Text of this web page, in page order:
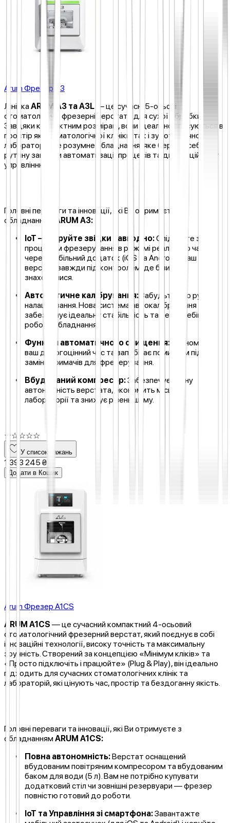
Arum Фрезер A3
ЛінійкаARUM A3 та A3L — це сучасні 5-осьові
стоматологічні фрезерні верстати для сухої обробки.
Завдяки компактним розмірам, вони ідеально вписуються в
простір як стоматологічної клініки, так і зуботехнічної
лабораторії. Це розумне обладнання, яке бере на себе
рутину завдяки автоматизації процесів та дистанційному
управлінню.
Головні переваги та інновації, які Ви отримуєте з
обладнанням
ARUM A3:
IoT — Керуйте звідки завгодно:Слідкуйте за
процесом фрезерування в режимі реального часу
через мобільний додаток (iOS та Android). Ваш
верстат завжди під контролем, де б ви не
знаходилися.
Автоматичне калібрування: Забудьте про ручні
налаштування. Нова система автокалібрування
забезпечує ідеальну стабільність та безперебійну
роботу обладнання.
Функція автоматичного очищення: Економить
ваш дорогоцінний час та запобігає помилкам під час
заміни тримачів для фрезерування.
Вбудований компресор:Забезпечує повну
автономність верстата, економить місце в
лабораторії та знижує рівень шуму.
☆☆ ☆☆☆
У список бажань
1 393 245 ₴
Додати в Кошик
Arum Фрезер A1CS
ARUM A1CS — це сучасний компактний 4-осьовий
стоматологічний фрезерний верстат, який поєднує в собі
інноваційні технології, високу точність та максимальну
зручність. Створений за концепцією «Мінімум кліків» та
«Просто підключіть і працюйте» (Plug & Play), він ідеально
підходить для сучасних стоматологічних клінік та
лабораторій, які цінують час, простір та бездоганну якість.
Головні переваги та інновації, які Ви отримуєте з
обладнаннямARUM A1CS:
Повна автономність:Верстат оснащений
вбудованим повітряним компресором та вбудованим
баком для води (5 л). Вам не потрібно купувати
додатковий стіл чи зовнішні резервуари — фрезер
повністю готовий до роботи.
IoT та Управління зі смартфона:Завантажте